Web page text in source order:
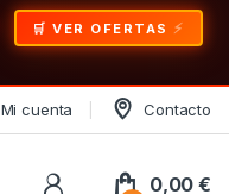
🛒 VER OFERTAS
Mi cuenta Contacto
My Account
0,00€